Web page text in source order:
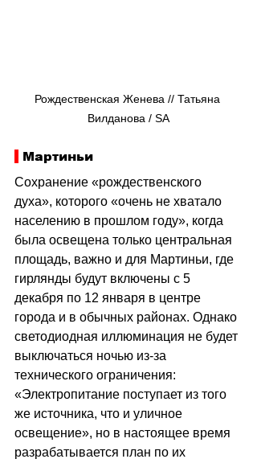
Рождественская Женева // Татьяна
Вилданова / SA
Мартиньи
Сохранение «рождественского
духа», которого «очень не хватало
населению в прошлом году», когда
была освещена только центральная
площадь, важно и для Мартиньи, где
гирлянды будут включены с 5
декабря по 12 января в центре
города и в обычных районах. Однако
светодиодная иллюминация не будет
выключаться ночью из-за
технического ограничения:
«Электропитание поступает из того
же источника, что и уличное
освещение», но в настоящее время
разрабатывается план по их